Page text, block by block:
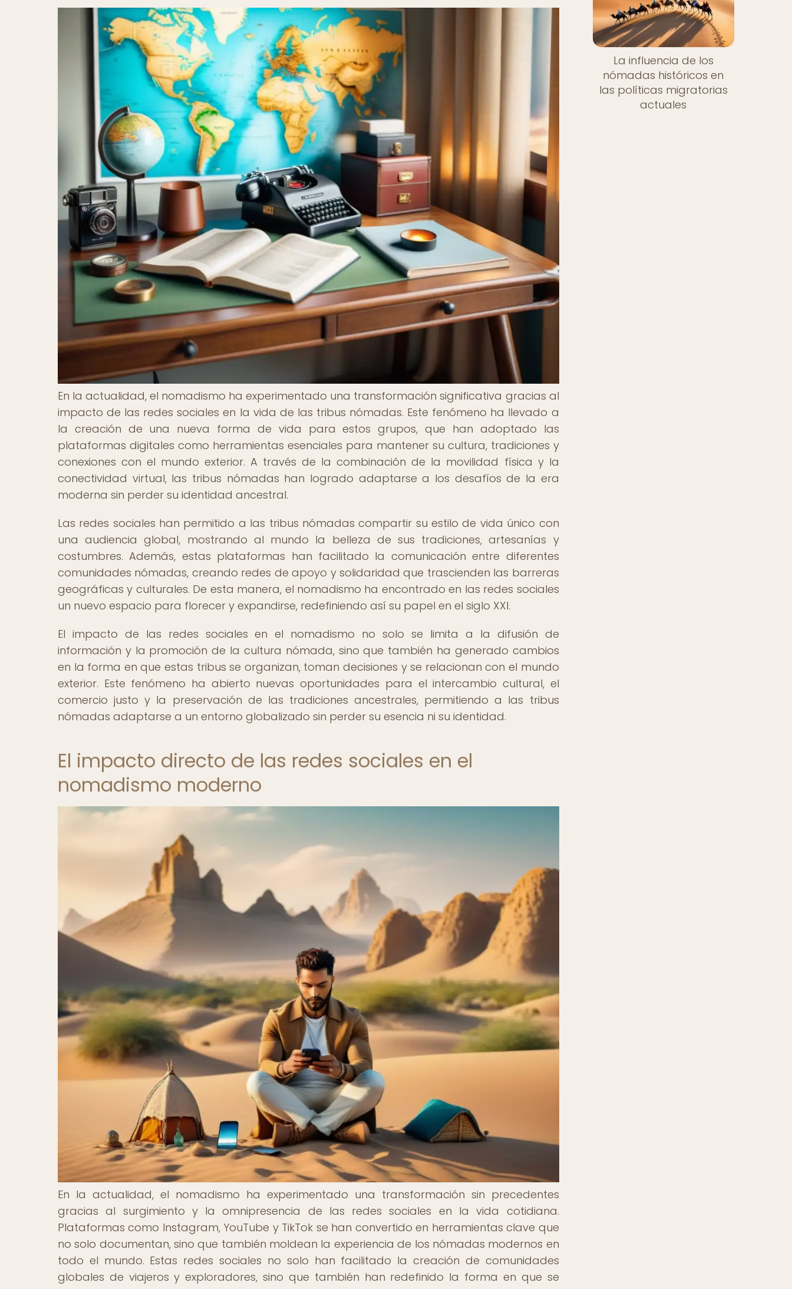
En la actualidad, el nomadismo ha experimentado una transformación significativa gracias al
impacto de las redes sociales en la vida de las tribus nómadas. Este fenómeno ha llevado a
la creación de una nueva forma de vida para estos grupos, que han adoptado las
plataformas digitales como herramientas esenciales para mantener su cultura, tradiciones y
conexiones con el mundo exterior. A través de la combinación de la movilidad física y la
conectividad virtual, las tribus nómadas han logrado adaptarse a los desafíos de la era
moderna sin perder su identidad ancestral.
Las redes sociales han permitido a las tribus nómadas compartir su estilo de vida único con
una audiencia global, mostrando al mundo la belleza de sus tradiciones, artesanías y
costumbres. Además, estas plataformas han facilitado la comunicación entre diferentes
comunidades nómadas, creando redes de apoyo y solidaridad que trascienden las barreras
geográficas y culturales. De esta manera, el nomadismo ha encontrado en las redes sociales
un nuevo espacio para florecer y expandirse, redefiniendo así su papel en el siglo XXI.
El impacto de las redes sociales en el nomadismo no solo se limita a la difusión de
información y la promoción de la cultura nómada, sino que también ha generado cambios
en la forma en que estas tribus se organizan, toman decisiones y se relacionan con el mundo
exterior. Este fenómeno ha abierto nuevas oportunidades para el intercambio cultural, el
comercio justo y la preservación de las tradiciones ancestrales, permitiendo a las tribus
nómadas adaptarse a un entorno globalizado sin perder su esencia ni su identidad.
El impacto directo de las redes sociales en el
nomadismo moderno
En la actualidad, el nomadismo ha experimentado una transformación sin precedentes
gracias al surgimiento y la omnipresencia de las redes sociales en la vida cotidiana.
Plataformas como Instagram, YouTube y TikTok se han convertido en herramientas clave que
no solo documentan, sino que también moldean la experiencia de los nómadas modernos en
todo el mundo. Estas redes sociales no solo han facilitado la creación de comunidades
globales de viajeros y exploradores, sino que también han redefinido la forma en que se
La influencia de los
nómadas históricos en
las políticas migratorias
actuales